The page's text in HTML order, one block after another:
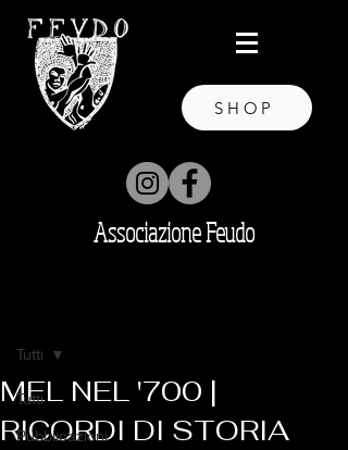
SHOP
Associazione Feudo
Tutti
Pubblicazioni
Tutti
MEL NEL '700 |
RICORDI DI STORIA